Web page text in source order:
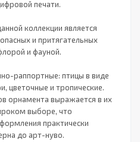
печати.
коллекции является
и притягательных
и фауной.
раппортные: птицы в виде
цветочные и тропические.
орнамента выражается в их
выборе, что
практически
до арт-нуво.